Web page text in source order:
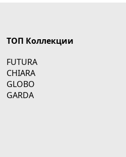
ТОП Коллекции
FUTURA
CHIARA
GLOBO
GARDA